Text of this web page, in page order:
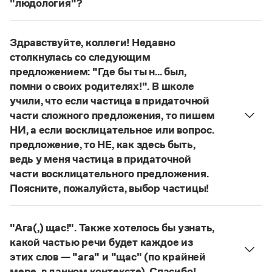
Словари русского языка как государственного
Справочники
Правила русской орфографии и пунктуации
для школьников
Письмовник
Справочник по пунктуации
Словарь-справочник трудностей
Справочник по фразеологии
Словарь-справочник непростые слова
Все справочники портала
Журнал
Управление в русском языке
Правила русской орфографии и пунктуации
"людология"?
В научных текстах неологизм, используемый для
понятий, представлен в двух вариантах:
илюдология (от лат. ludus — 'игра').
О «правильном» варианте слова можно говорить,
если оно кодифицировано в нормативных
словарях русского языка. Пока же такой
словарной фиксацией мы не располагаем.
Страница ответа
Здравствуйте, коллеги! Недавно
столкнулась со следующим
предложением: "Где бы ты н... был,
помни о своих родителях!". В школе
учили, что если частица в придаточной
части сложного предложения, то пишем
НИ, а если восклицательное или вопрос.
предложение, то НЕ, как здесь быть,
ведь у меня частица в придаточной
части восклицательного предложения.
Поясните, пожалуйста, выбор частицы!
Правильно:Где бы ты ни был, помни о своих
восклицательных предложениях: Где ты только
не был!
"Ага(,) щас!". Также хотелось бы узнать,
какой частью речи будет каждое из
этих слов — "ага" и "щас" (по крайней